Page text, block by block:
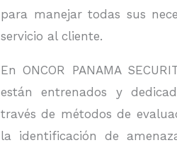
para manejar todas sus
servicio al cliente.
En ONCOR PANAMA
están entrenados y
través de métodos de
la identificación de